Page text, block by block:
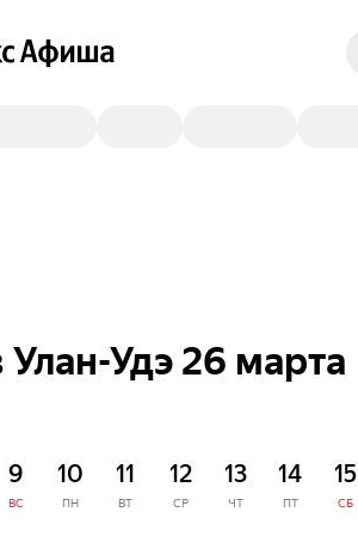
Улан-Удэ 26 марта
9
ВС
10
ПН
11
ВТ
12
СР
13
ЧТ
14
ПТ
15
СБ